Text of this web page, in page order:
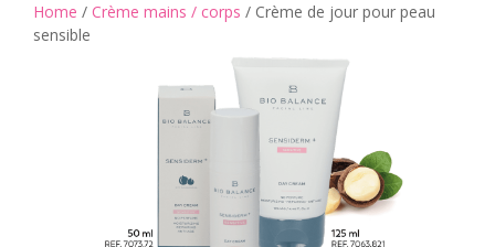
Home / Crème mains / corps / Crème de jour pour peau
sensible